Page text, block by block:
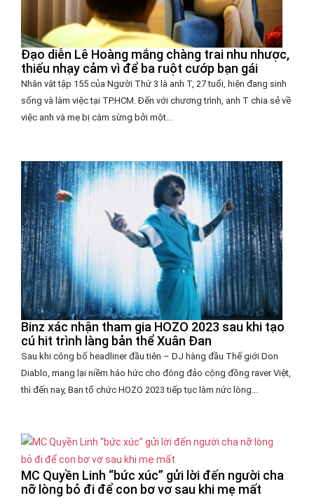
Đạo diễn Lê Hoàng mắng chàng trai nhu nhược,
thiếu nhạy cảm vì để ba ruột cướp bạn gái
Nhân vật tập 155 của Người Thứ 3 là anh T, 27 tuổi, hiện đang sinh
sống và làm việc tại TP.HCM. Đến với chương trình, anh T chia sẻ về
việc anh và mẹ bị cắm sừng bởi một...
Binz xác nhận tham gia HOZO 2023 sau khi tạo
cú hit trình làng bản thể Xuân Đan
Sau khi công bố headliner đầu tiên – DJ hàng đầu Thế giới Don
Diablo, mang lại niềm háo hức cho đông đảo cộng đồng raver Việt,
thì đến nay, Ban tổ chức HOZO 2023 tiếp tục làm nức lòng...
MC Quyền Linh “bức xúc” gửi lời đến người cha
nỡ lòng bỏ đi để con bơ vơ sau khi mẹ mất